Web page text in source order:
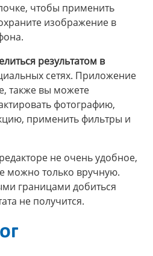
чтобы применить
изображение в
результатом в
сетях. Приложение
также вы можете
фотографию,
применить фильтры и
не очень удобное,
можно только вручную.
границами добиться
не получится.